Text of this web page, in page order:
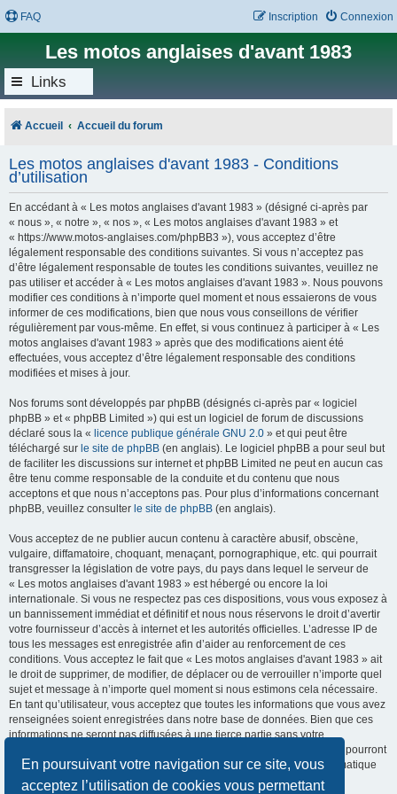
En poursuivant votre navigation sur ce site, vous
acceptez l’utilisation de cookies vous permettant
FAQ Connexion
Inscription
Les motos anglaises d'avant 1983
Links
Accueil Accueil du forum
Les motos anglaises d'avant 1983 - Conditions
d’utilisation
En accédant à « Les motos anglaises d'avant 1983 » (désigné ci-après par
« nous », « notre », « nos », « Les motos anglaises d'avant 1983 » et
« https://www.motos-anglaises.com/phpBB3 »), vous acceptez d’être
légalement responsable des conditions suivantes. Si vous n’acceptez pas
d’être légalement responsable de toutes les conditions suivantes, veuillez ne
pas utiliser et accéder à « Les motos anglaises d'avant 1983 ». Nous pouvons
modifier ces conditions à n’importe quel moment et nous essaierons de vous
informer de ces modifications, bien que nous vous conseillons de vérifier
régulièrement par vous-même. En effet, si vous continuez à participer à « Les
motos anglaises d'avant 1983 » après que des modifications aient été
effectuées, vous acceptez d’être légalement responsable des conditions
modifiées et mises à jour.
Nos forums sont développés par phpBB (désignés ci-après par « logiciel
phpBB » et « phpBB Limited ») qui est un logiciel de forum de discussions
déclaré sous la « licence publique générale GNU 2.0 » et qui peut être
téléchargé sur le site de phpBB (en anglais). Le logiciel phpBB a pour seul but
de faciliter les discussions sur internet et phpBB Limited ne peut en aucun cas
être tenu comme responsable de la conduite et du contenu que nous
acceptons et que nous n’acceptons pas. Pour plus d’informations concernant
phpBB, veuillez consulter le site de phpBB (en anglais).
Vous acceptez de ne publier aucun contenu à caractère abusif, obscène,
vulgaire, diffamatoire, choquant, menaçant, pornographique, etc. qui pourrait
transgresser la législation de votre pays, du pays dans lequel le serveur de
« Les motos anglaises d'avant 1983 » est hébergé ou encore la loi
internationale. Si vous ne respectez pas ces dispositions, vous vous exposez à
un bannissement immédiat et définitif et nous nous réservons le droit d’avertir
votre fournisseur d’accès à internet et les autorités officielles. L’adresse IP de
tous les messages est enregistrée afin d’aider au renforcement de ces
conditions. Vous acceptez le fait que « Les motos anglaises d'avant 1983 » ait
le droit de supprimer, de modifier, de déplacer ou de verrouiller n’importe quel
sujet et message à n’importe quel moment si nous estimons cela nécessaire.
En tant qu’utilisateur, vous acceptez que toutes les informations que vous avez
renseignées soient enregistrées dans notre base de données. Bien que ces
informations ne seront pas diffusées à une tierce partie sans votre
consentement, ni « Les motos anglaises d'avant 1983 », ni phpBB, ne pourront
être tenus comme responsables en cas de tentative de piratage informatique
visant à compromettre vos données.